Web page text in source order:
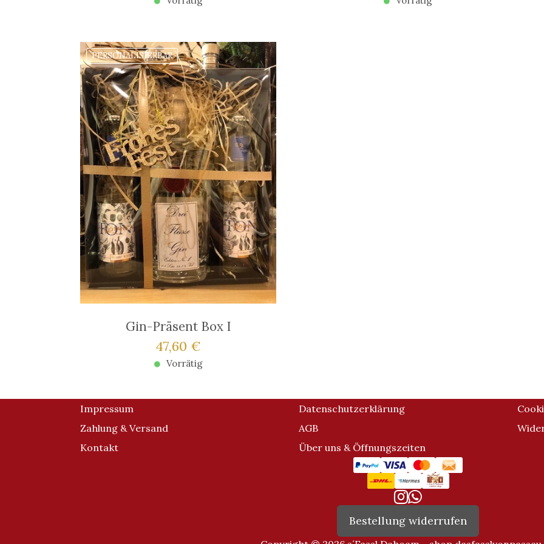
PERSONALISIERBAR
Gin-Präsent Box I
Verkaufspreis: 47,60 €
47,60 €
Vorrätig
Impressum Datenschutzerklärung
Zahlung & Versand
AGB
Kontakt
Über uns & Öffnungszeiten
Bestellung widerrufen